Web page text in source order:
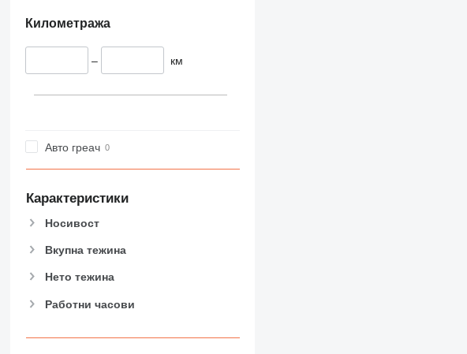
Километража
– км
Авто греач
Карактеристики
Носивост
Вкупна тежина
Нето тежина
Работни часови